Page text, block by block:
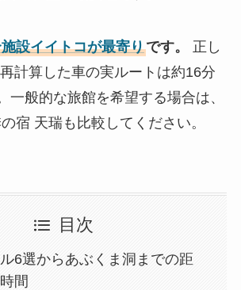
設イイトコが最寄りです。
正し
計算した車の実ルートは約16分
一般的な旅館を希望する場合は、
宿 天瑞も比較してください。
目次
6選からあぶくま洞までの距
間